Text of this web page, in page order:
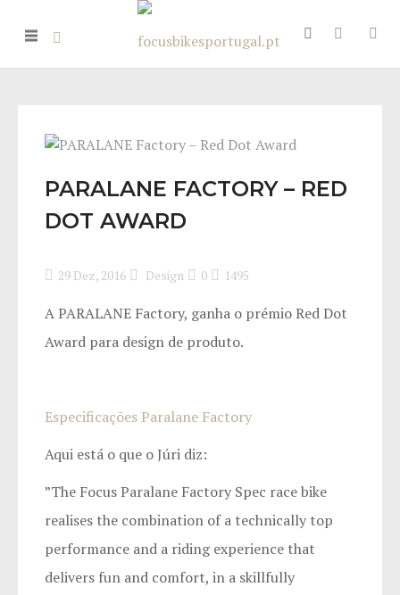
PARALANE FACTORY – RED
DOT AWARD
29 Dez, 2016 Design 0 1495
A PARALANE Factory, ganha o prémio Red Dot
Award para design de produto.
Especificações Paralane Factory
Aqui está o que o Júri diz:
”The Focus Paralane Factory Spec race bike
realises the combination of a technically top
performance and a riding experience that
delivers fun and comfort, in a skillfully